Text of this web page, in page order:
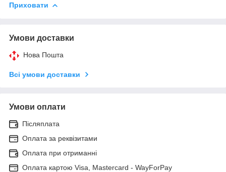
Приховати
Умови доставки
Нова Пошта
Всі умови доставки
Умови оплати
Післяплата
Оплата за реквізитами
Оплата при отриманні
Оплата картою Visa, Mastercard - WayForPay